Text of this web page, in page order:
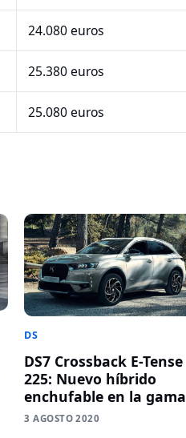
24.080 euros
25.380 euros
25.080 euros
DS
DS7 Crossback E-Tense
225: Nuevo híbrido
enchufable en la gama
3 AGOSTO 2020